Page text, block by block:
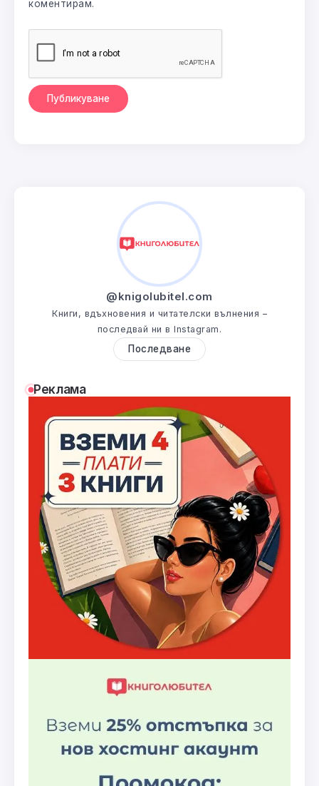
коментирам.
@knigolubitel.com
Книги, вдъхновения и читателски вълнения –
последвай ни в Instagram.
Последване
Реклама